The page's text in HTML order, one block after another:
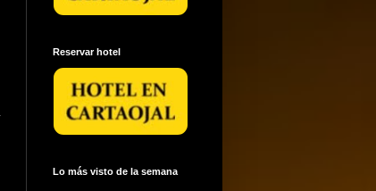
Reservar hotel
Lo más visto de la semana